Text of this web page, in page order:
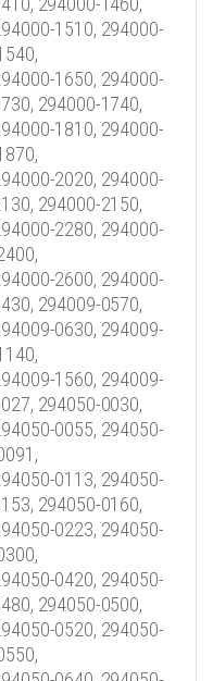
1510, 294000-
1650, 294000-
294000-1740,
1810, 294000-
2020, 294000-
294000-2150,
2280, 294000-
2600, 294000-
294009-0570,
0630, 294009-
1560, 294009-
294050-0030,
0055, 294050-
0113, 294050-
294050-0160,
0223, 294050-
0420, 294050-
294050-0500,
0520, 294050-